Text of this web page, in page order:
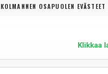
OSAPUOLEN EVÄSTEET
Klikkaa